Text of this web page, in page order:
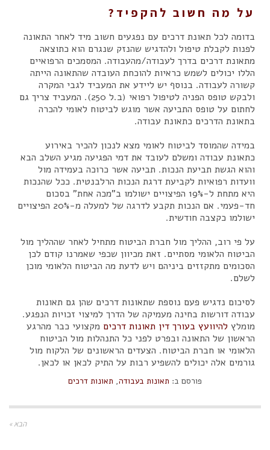
על מה חשוב להקפיד?
בדומה לכל תאונת דרכים עם נפגעים חשוב מיד לאחר התאונה
לפנות לקבלת טיפול ולהדגיש שהנזק שנגרם הוא כתוצאה
מתאונת דרכים בדרך לעבודה/מהעבודה. המסמכים הרפואיים
הללו יכולים לשמש כראיות להוכחת העובדה שהתאונה הייתה
קשורה לעבודה. בנוסף יש ליידע את המעביד לגבי המקרה
ולבקש טופס הפניה לטיפול רפואי (ב.ל 250). המעביד צריך גם
לחתום על טופס התביעה אשר מוגש לביטוח לאומי להכרה
בתאונת הדרכים כתאונת עבודה.
במידה שהמוסד לביטוח לאומי מצא לנכון להכיר באירוע
כתאונת עבודה ומשלם לעובד את דמי הפגיעה מגיע השלב הבא
והוא הגשת תביעת הנכות. תביעה אשר כרוכה בעמידה מול
וועדות רפואיות לקביעת דרגת הנכות הרלבנטית. ככל שהנכות
היא מתחת ל-19% הפיצויים ישולמו ב"מכה אחת" בסכום
חד-פעמי. אם הנכות תקבע לדרגה של למעלה מ-20% הפיצויים
ישולמו כקצבה חודשית.
על פי רוב, ההליך מול חברת הביטוח מתחיל לאחר שההליך מול
הביטוח הלאומי מסתיים. זאת מכיוון שכפי שאמרנו קודם לכן
הסכומים מתקזזים ביניהם ויש לדעת מה הביטוח הלאומי מוכן
לשלם.
לסיכום נדגיש פעם נוספת שתאונות דרכים שהן גם תאונות
עבודה דורשות בחינה מעמיקה של הדרך למיצוי זכויות הנפגע.
מומלץ להיוועץ בעורך דין תאונות דרכים מקצועי כבר מהרגע
הראשון של התאונה ובפרט לפני כל התנהלות מול הביטוח
הלאומי או חברת הביטוח. הצעדים הראשונים של הלקוח מול
גורמים אלה יכולים להשפיע רבות על התיק לכאן או לכאן.
פורסם ב: תאונות בעבודה, תאונות דרכים
הבא »